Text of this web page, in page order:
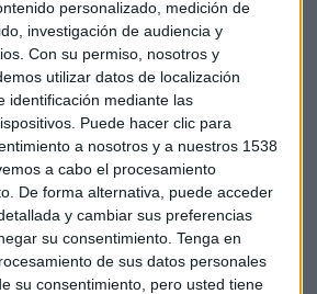
personalizado, medición de
investigación de audiencia y
Con su permiso, nosotros y
utilizar datos de localización
identificación mediante las
Puede hacer clic para
a nosotros y a nuestros 1538
a cabo el procesamiento
De forma alternativa, puede acceder
y cambiar sus preferencias
su consentimiento. Tenga en
de sus datos personales
su consentimiento, pero usted tiene
43 de los más de 1.800
según la lista Forbes.
completo aquí:
audio ha sido eliminado
Connection